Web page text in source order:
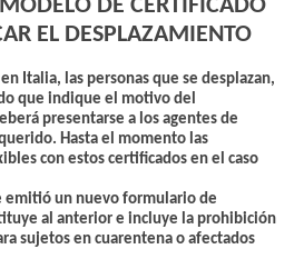
DE CERTIFICADO
EL DESPLAZAMIENTO
en Italia, las personas que se desplazan,
que indique el motivo del
presentarse a los agentes de
Hasta el momento las
con estos certificados en el caso
emitió un nuevo formulario de
al anterior e incluye la prohibición
sujetos en cuarentena o afectados